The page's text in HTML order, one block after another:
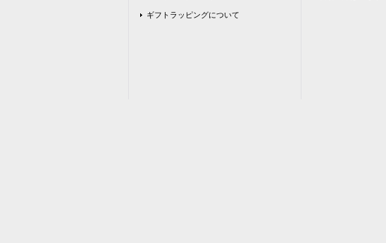
ギフトラッピングについて